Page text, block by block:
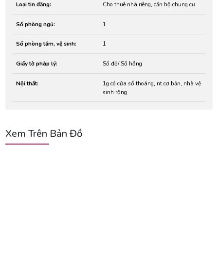
Loại tin đăng: Cho thuê nhà riêng, căn hộ chung cư
Số phòng ngủ: 1
Số phòng tắm, vệ sinh: 1
Giấy tờ pháp lý: Sổ đỏ/ Sổ hồng
Nội thất:
1g có cửa sổ thoáng, nt cơ bản, nhà vệ
sinh rộng
Xem Trên Bản Đồ